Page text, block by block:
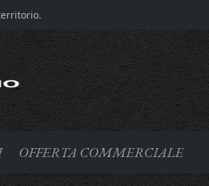
OFFERTA COMMERCIALE